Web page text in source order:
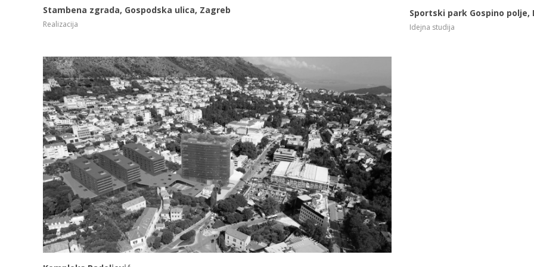
VIDI VIŠE
Stambena zgrada, Gospodska ulica, Zagreb
Realizacija
Sportski park Gospino polje,
Idejna studija